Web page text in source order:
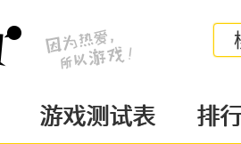
游戏测试表 排